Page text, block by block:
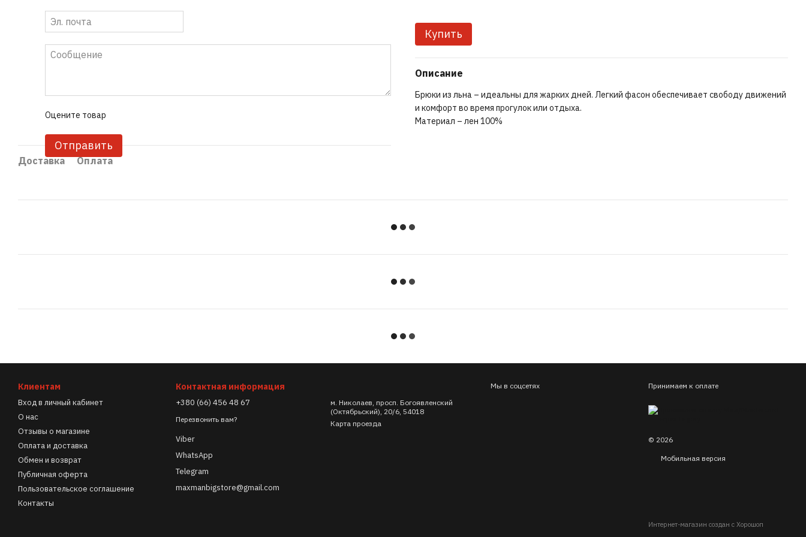
Оцените товар
Отправить
Доставка Оплата
Купить
Описание
Брюки из льна – идеальны для жарких дней. Легкий фасон обеспечивает свободу движений
и комфорт во время прогулок или отдыха.
Материал – лен 100%
Клиентам
Вход в личный кабинет
О нас
Отзывы о магазине
Оплата и доставка
Обмен и возврат
Публичная оферта
Пользовательское соглашение
Контакты
Контактная информация
+380 (66) 456 48 67
Перезвонить вам?
Viber
WhatsApp
Telegram
maxmanbigstore@gmail.com
м. Николаев, просп. Богоявленский
(Октябрьский), 20/6, 54018
Карта проезда
Мы в соцсетях Принимаем к оплате
© 2026
Мобильная версия
Интернет-магазин создан с Хорошоп